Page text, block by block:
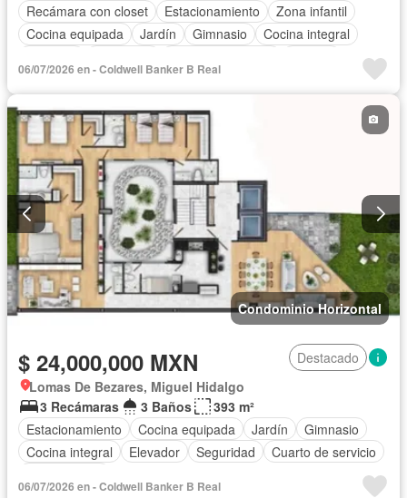
Recámara con closet
Estacionamiento
Zona infantil
Cocina equipada
Jardín Gimnasio
Cocina integral
Sin amueblar
06/07/2026 en - Coldwell Banker B Real
Condominio Horizontal
$ 24,000,000 MXN
Destacado
Lomas De Bezares, Miguel Hidalgo
3 Recámaras
3 Baños
393 m²
Estacionamiento
Cocina equipada Jardín
Gimnasio
Cocina integral
Elevador Seguridad
Cuarto de servicio
06/07/2026 en - Coldwell Banker B Real